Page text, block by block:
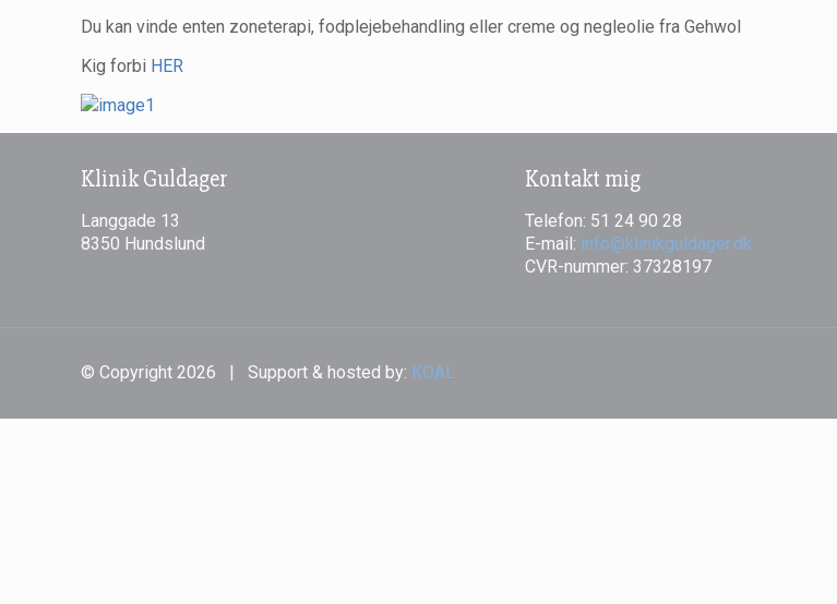
Du kan vinde enten zoneterapi, fodplejebehandling eller creme og negleolie fra Gehwol
Kig forbi HER
Klinik Guldager
Langgade 13
8350 Hundslund
Kontakt mig
​Telefon: 51 24 90 28
E-mail: info@klinikguldager.dk
CVR-nummer: 37328197
© Copyright2026 | Support & hosted by: KOAL